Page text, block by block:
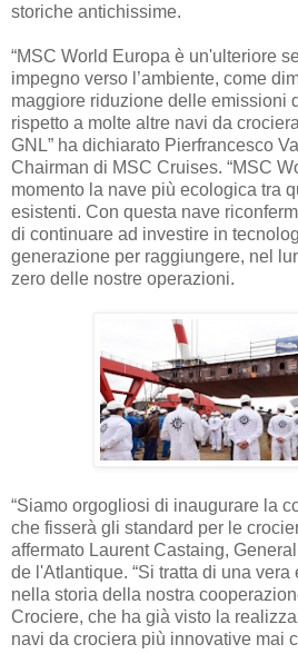
storiche antichissime.
“MSC World Europa è un'ulteriore
impegno verso l’ambiente, come
maggiore riduzione delle emissioni
rispetto a molte altre navi da
GNL” ha dichiarato Pierfrancesco
Chairman di MSC Cruises. “MSC
momento la nave più ecologica tra
esistenti. Con questa nave
di continuare ad investire in
generazione per raggiungere, nel
zero delle nostre operazioni.
“Siamo orgogliosi di inaugurare la
che fisserà gli standard per le
affermato Laurent Castaing,
de l'Atlantique. “Si tratta di una
nella storia della nostra
Crociere, che ha già visto la
navi da crociera più innovative mai